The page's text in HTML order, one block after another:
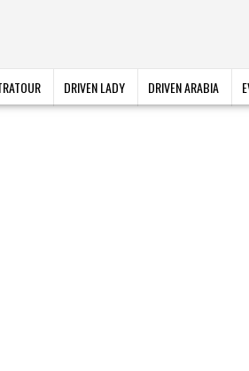
DRIVEN LADY DRIVEN ARABIA